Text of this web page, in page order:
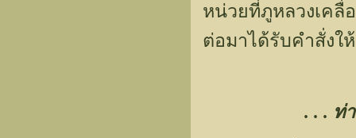
หน่วยที่ภูหลวงเค
ต่อมาได้รับคำสั่งใ
. . . ท่